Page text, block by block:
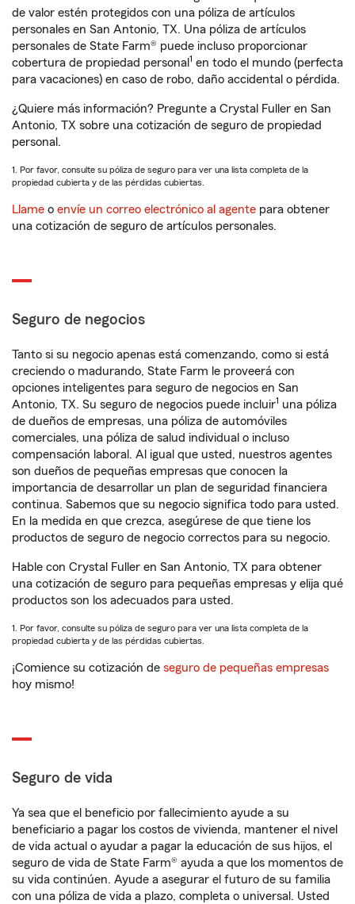
de valor estén protegidos con una póliza de artículos
personales en San Antonio, TX. Una póliza de artículos
personales de State Farm® puede incluso proporcionar
cobertura de propiedad personal 1 en todo el mundo (perfecta
para vacaciones) en caso de robo, daño accidental o pérdida.
¿Quiere más información? Pregunte a Crystal Fuller en San
Antonio, TX sobre una cotización de seguro de propiedad
personal.
1. Por favor, consulte su póliza de seguro para ver una lista completa de la
propiedad cubierta y de las pérdidas cubiertas.
Llame o envíe un correo electrónico al agente para obtener
una cotización de seguro de artículos personales.
Seguro de negocios
Tanto si su negocio apenas está comenzando, como si está
creciendo o madurando, State Farm le proveerá con
opciones inteligentes para seguro de negocios en San
Antonio, TX. Su seguro de negocios puede incluir1 una póliza
de dueños de empresas, una póliza de automóviles
comerciales, una póliza de salud individual o incluso
compensación laboral. Al igual que usted, nuestros agentes
son dueños de pequeñas empresas que conocen la
importancia de desarrollar un plan de seguridad financiera
continua. Sabemos que su negocio significa todo para usted.
En la medida en que crezca, asegúrese de que tiene los
productos de seguro de negocio correctos para su negocio.
Hable con Crystal Fuller en San Antonio, TX para obtener
una cotización de seguro para pequeñas empresas y elija qué
productos son los adecuados para usted.
1. Por favor, consulte su póliza de seguro para ver una lista completa de la
propiedad cubierta y de las pérdidas cubiertas.
¡Comience su cotización de seguro de pequeñas empresas
hoy mismo!
Seguro de vida
Ya sea que el beneficio por fallecimiento ayude a su
beneficiario a pagar los costos de vivienda, mantener el nivel
de vida actual o ayudar a pagar la educación de sus hijos, el
seguro de vida de State Farm® ayuda a que los momentos de
su vida continúen. Ayude a asegurar el futuro de su familia
con una póliza de vida a plazo, completa o universal. Usted